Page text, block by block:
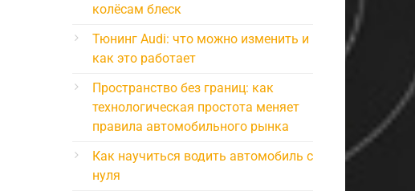
колёсам блеск
Тюнинг Audi: что можно изменить и
как это работает
Пространство без границ: как
технологическая простота меняет
правила автомобильного рынка
Как научиться водить автомобиль с
нуля